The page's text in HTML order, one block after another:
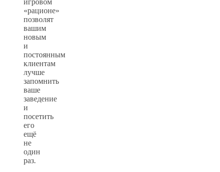
«рационе»
позволят
вашим
новым
и
постоянным
клиентам
лучше
запомнить
ваше
заведение
и
посетить
его
ещё
не
один
раз.